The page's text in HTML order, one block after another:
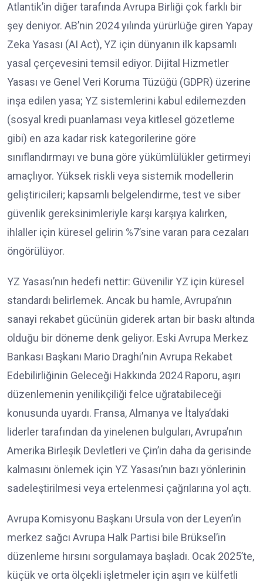
Atlantik’in diğer tarafında Avrupa Birliği çok farklı bir
şey deniyor. AB’nin 2024 yılında yürürlüğe giren Yapay
Zeka Yasası (AI Act), YZ için dünyanın ilk kapsamlı
yasal çerçevesini temsil ediyor. Dijital Hizmetler
Yasası ve Genel Veri Koruma Tüzüğü (GDPR) üzerine
inşa edilen yasa; YZ sistemlerini kabul edilemezden
(sosyal kredi puanlaması veya kitlesel gözetleme
gibi) en aza kadar risk kategorilerine göre
sınıflandırmayı ve buna göre yükümlülükler getirmeyi
amaçlıyor. Yüksek riskli veya sistemik modellerin
geliştiricileri; kapsamlı belgelendirme, test ve siber
güvenlik gereksinimleriyle karşı karşıya kalırken,
ihlaller için küresel gelirin %7’sine varan para cezaları
öngörülüyor.
YZ Yasası’nın hedefi nettir: Güvenilir YZ için küresel
standardı belirlemek. Ancak bu hamle, Avrupa’nın
sanayi rekabet gücünün giderek artan bir baskı altında
olduğu bir döneme denk geliyor. Eski Avrupa Merkez
Bankası Başkanı Mario Draghi’nin Avrupa Rekabet
Edebilirliğinin Geleceği Hakkında 2024 Raporu, aşırı
düzenlemenin yenilikçiliği felce uğratabileceği
konusunda uyardı. Fransa, Almanya ve İtalya’daki
liderler tarafından da yinelenen bulguları, Avrupa’nın
Amerika Birleşik Devletleri ve Çin’in daha da gerisinde
kalmasını önlemek için YZ Yasası’nın bazı yönlerinin
sadeleştirilmesi veya ertelenmesi çağrılarına yol açtı.
Avrupa Komisyonu Başkanı Ursula von der Leyen’in
merkez sağcı Avrupa Halk Partisi bile Brüksel’in
düzenleme hırsını sorgulamaya başladı. Ocak 2025’te,
küçük ve orta ölçekli işletmeler için aşırı ve külfetli